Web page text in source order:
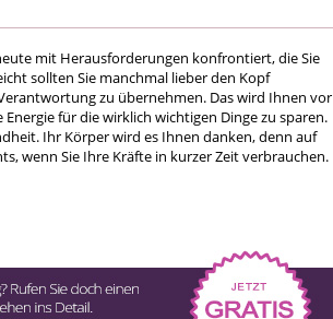
mit Herausforderungen konfrontiert, die Sie
sollten Sie manchmal lieber den Kopf
zu übernehmen. Das wird Ihnen vor
für die wirklich wichtigen Dinge zu sparen.
Ihr Körper wird es Ihnen danken, denn auf
wenn Sie Ihre Kräfte in kurzer Zeit verbrauchen.